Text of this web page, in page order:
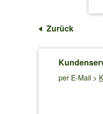
Zurück
per E-Mail >